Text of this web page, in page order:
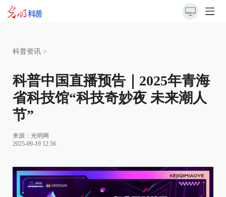
科普资讯 >
科普中国直播预告｜2025年青海
省科技馆“科技奇妙夜 未来潮人
节”
来源： 光明网
2025-09-19 12:56